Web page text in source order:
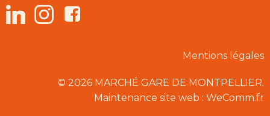
Mentions légales
© 2026 MARCHÉ GARE DE MONTPELLIER.
Maintenance site web : WeComm.fr